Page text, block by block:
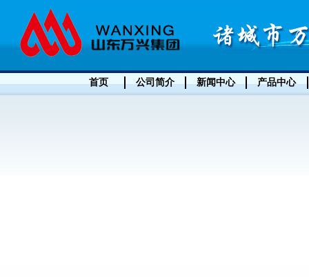
首页 公司简介 新闻中心 产品中心